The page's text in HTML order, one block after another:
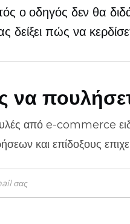
ο οδηγός δεν θα
δείξει πώς να
να
από e-commerce
και επίδοξους